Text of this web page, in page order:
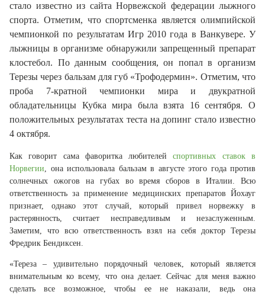
стало известно из сайта Норвежской федерации лыжного
спорта. Отметим, что спортсменка является олимпийской
чемпионкой по результатам Игр 2010 года в Ванкувере. У
лыжницы в организме обнаружили запрещенный препарат
клостебол. По данным сообщения, он попал в организм
Терезы через бальзам для губ «Трофодермин». Отметим, что
проба 7-кратной чемпионки мира и двукратной
обладательницы Кубка мира была взята 16 сентября. О
положительных результатах теста на допинг стало известно
4 октября.
Как говорит сама фаворитка любителейспортивных ставок в
Норвегии , она использовала бальзам в августе этого года против
солнечных ожогов на губах во время сборов в Италии. Всю
ответственность за применение медицинских препаратов Йохауг
признает, однако этот случай, который привел норвежку в
растерянность, считает несправедливым и незаслуженным.
Заметим, что всю ответственность взял на себя доктор Терезы
Фредрик Бендиксен.
«Тереза – удивительно порядочный человек, который является
внимательным ко всему, что она делает. Сейчас для меня важно
сделать все возможное, чтобы ее не наказали, ведь она